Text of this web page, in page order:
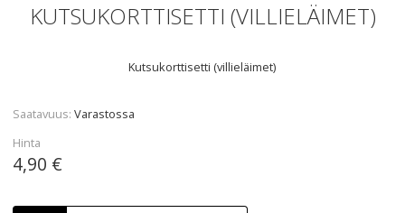
KUTSUKORTTISETTI (VILLIELÄIMET)
Kutsukorttisetti (villieläimet)
Saatavuus Varastossa
Hinta
4,90 €